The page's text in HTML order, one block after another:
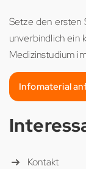
Setze den ersten
unverbindlich ein
Medizinstudium
Infomaterial
Kontakt